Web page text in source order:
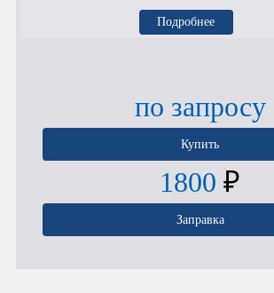
Подробнее
по запросу
Купить
1800 ₽
Заправка